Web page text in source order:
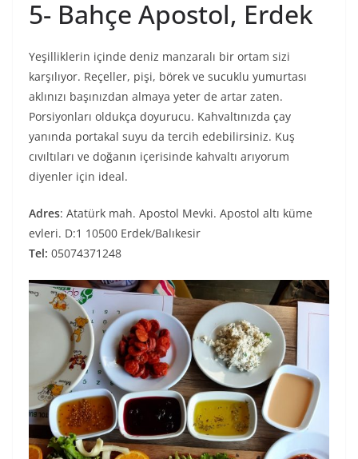
5- Bahçe Apostol, Erdek
Yeşilliklerin içinde deniz manzaralı bir ortam sizi
karşılıyor. Reçeller, pişi, börek ve sucuklu yumurtası
aklınızı başınızdan almaya yeter de artar zaten.
Porsiyonları oldukça doyurucu. Kahvaltınızda çay
yanında portakal suyu da tercih edebilirsiniz. Kuş
cıvıltıları ve doğanın içerisinde kahvaltı arıyorum
diyenler için ideal.
Adres: Atatürk mah. Apostol Mevki. Apostol altı küme
evleri. D:1 10500 Erdek/Balıkesir
Tel: 05074371248